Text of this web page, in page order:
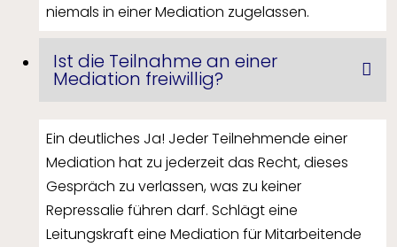
niemals in einer Mediation zugelassen.
Ist die Teilnahme an einer
Mediation freiwillig?
Ein deutliches Ja! Jeder Teilnehmende einer
Mediation hat zu jederzeit das Recht, dieses
Gespräch zu verlassen, was zu keiner
Repressalie führen darf. Schlägt eine
Leitungskraft eine Mediation für Mitarbeitende